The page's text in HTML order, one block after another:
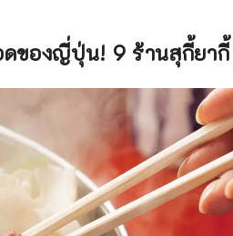
ดของญี่ปุ่น! 9 ร้านสุกี้ยากี้